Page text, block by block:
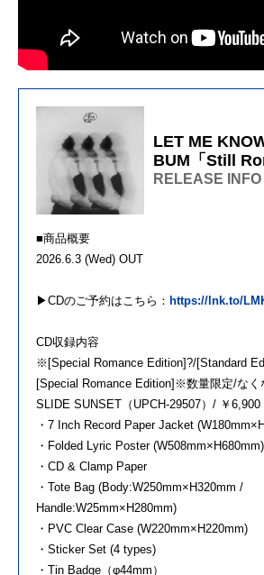
LET ME
BUM「Still
RELEASE INFO
■商品概要
2026.6.3 (Wed) OUT
▶︎CDのご予約はこちら： https://lnk.to/
CD収録内容
※[Special Romance Edition]?/[Standard
[Special Romance Edition]※数量限定/なく
SLIDE SUNSET（UPCH-29507）/ ￥6,900
・7 Inch Record Paper Jacket
・Folded Lyric Poster (W508mm×H680mm)
・CD & Clamp Paper
・Tote Bag (Body:W250mm×H320mm /
Handle:W25mm×H280mm)
・PVC Clear Case (W220mm×H220mm)
・Sticker Set (4 types)
・Tin Badge（φ44mm）